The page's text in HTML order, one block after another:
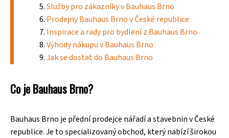
Služby pro zákazníky v Bauhaus Brno
Prodejny Bauhaus Brno v České republice
Inspirace a rady pro bydlení z Bauhaus Brno
Výhody nákupu v Bauhaus Brno
Jak se dostat do Bauhaus Brno
Co je Bauhaus Brno?
Bauhaus Brno je přední prodejce nářadí a stavebnin v České
republice. Je to specializovaný obchod, který nabízí širokou